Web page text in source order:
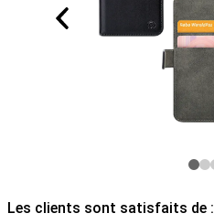
Les clients sont satisfaits de :